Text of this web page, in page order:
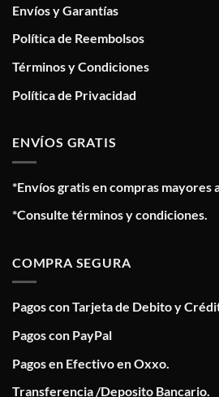
Envíos y Garantías
Política de Reembolsos
Términos y Condiciones
Política de Privacidad
ENVÍOS GRATIS
*Envíos gratis en compras mayores
*Consulte términos y condiciones.
COMPRA SEGURA
Pagos con Tarjeta de Debito y
Pagos con PayPal
Pagos en Efectivo en Oxxo.
Transferencia /Deposito Bancario.